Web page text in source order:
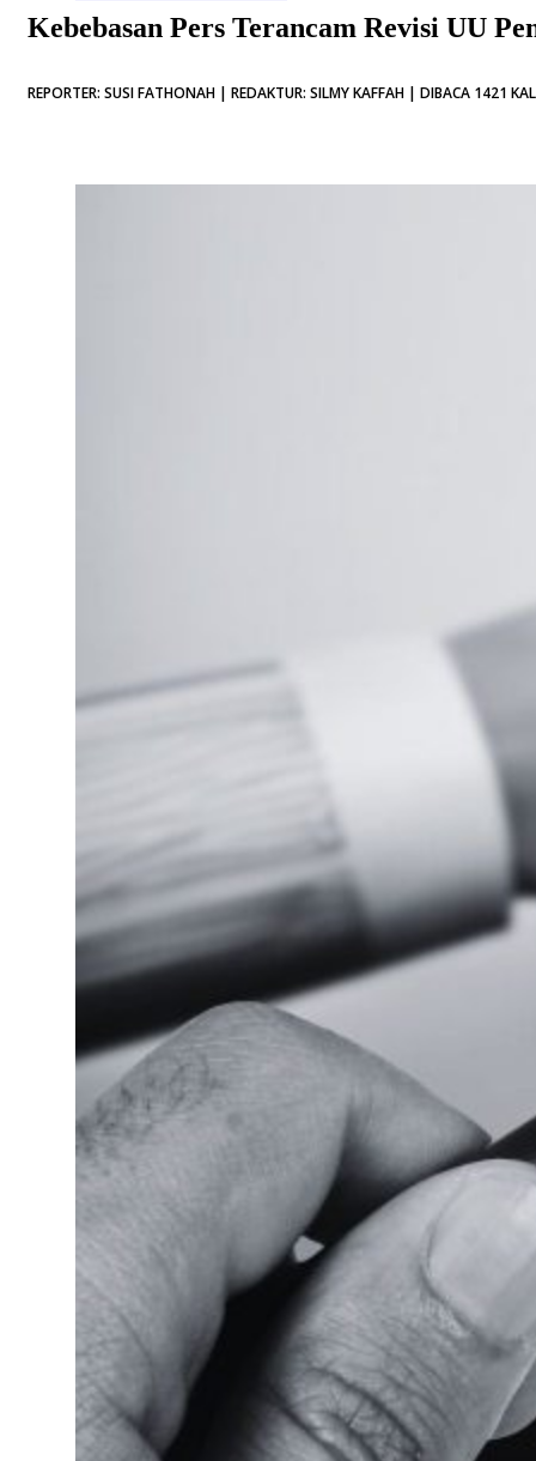
Kebebasan Pers Terancam Revisi UU
REPORTER: SUSI FATHONAH | REDAKTUR: SILMY KAFFAH | DIBACA 1421